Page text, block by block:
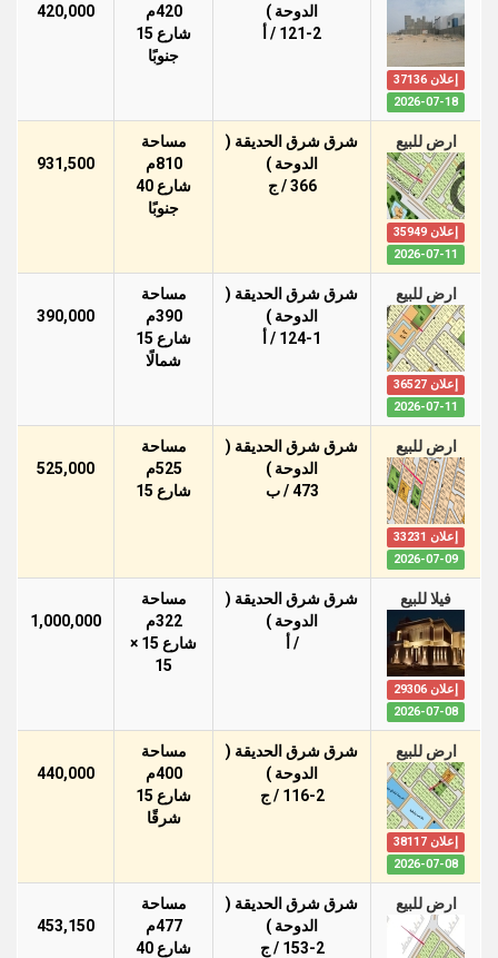
إعلان 37136
2026-07-18
الدوحة )
121-2 / أ
420م
شارع 15
جنوبًا
420,000
ارض للبيع
إعلان 35949
2026-07-11
شرق شرق الحديقة (
الدوحة )
366 / ج
مساحة
810م
شارع 40
جنوبًا
931,500
ارض للبيع
إعلان 36527
2026-07-11
شرق شرق الحديقة (
الدوحة )
124-1 / أ
مساحة
390م
شارع 15
شمالًا
390,000
ارض للبيع
إعلان 33231
2026-07-09
شرق شرق الحديقة (
الدوحة )
473 / ب
مساحة
525م
شارع 15
525,000
فيلا للبيع
إعلان 29306
2026-07-08
شرق شرق الحديقة (
الدوحة )
/ أ
مساحة
322م
شارع 15 ×
15
1,000,000
ارض للبيع
إعلان 38117
2026-07-08
شرق شرق الحديقة (
الدوحة )
116-2 / ج
مساحة
400م
شارع 15
شرقًا
440,000
ارض للبيع
شرق شرق الحديقة (
الدوحة )
153-2 / ج
مساحة
477م
شارع 40
453,150